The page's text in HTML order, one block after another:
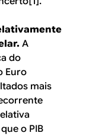
A
do
Euro
mais
o PIB